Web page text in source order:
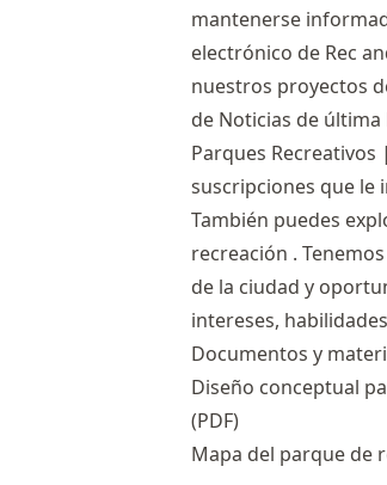
mantenerse
electrónico de Rec
nuestros proyectos
de Noticias de última
Parques Recreativos
suscripciones que le
También puedes
recreación .
de la ciudad y
intereses,
Documentos y
Diseño conceptual
(PDF)
Mapa del parque de